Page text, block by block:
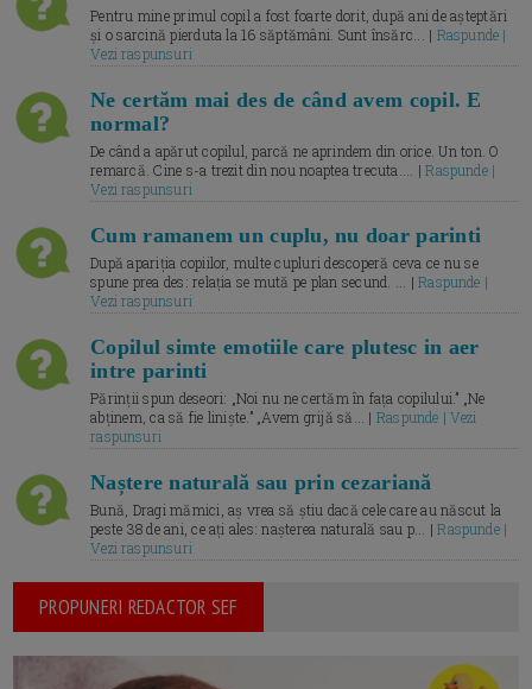
Pentru mine primul copil a fost foarte dorit, după ani de așteptări
și o sarcină pierduta la 16 săptămâni. Sunt însărc... | Raspunde |
Vezi raspunsuri
Ne certăm mai des de când avem copil. E
normal?
De când a apărut copilul, parcă ne aprindem din orice. Un ton. O
remarcă. Cine s-a trezit din nou noaptea trecuta.... |Raspunde |
Vezi raspunsuri
Cum ramanem un cuplu, nu doar parinti
După apariția copiilor, multe cupluri descoperă ceva ce nu se
spune prea des: relația se mută pe plan secund. ... |Raspunde |
Vezi raspunsuri
Copilul simte emotiile care plutesc in aer
intre parinti
Părinții spun deseori: „Noi nu ne certăm în fața copilului.” „Ne
abținem, ca să fie liniște.” „Avem grijă să... | Raspunde | Vezi
raspunsuri
Naștere naturală sau prin cezariană
Bună, Dragi mămici, aș vrea să știu dacă cele care au născut la
peste 38 de ani, ce ați ales: nașterea naturală sau p... |Raspunde |
Vezi raspunsuri
PROPUNERI REDACTOR SEF